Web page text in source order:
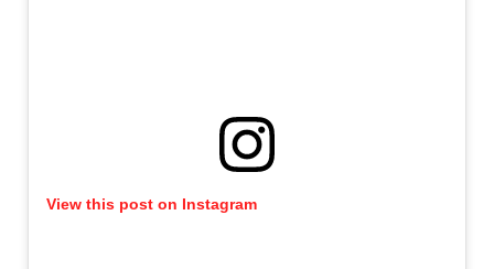
View this post on Instagram